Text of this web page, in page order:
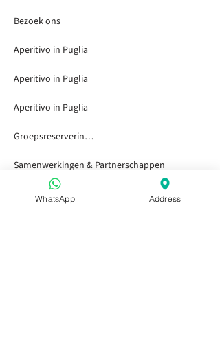
Bezoek ons
Aperitivo in Puglia
Aperitivo in Puglia
Aperitivo in Puglia
Groepsreserveringen
Samenwerkingen & Partnerschappen
WhatsApp Address